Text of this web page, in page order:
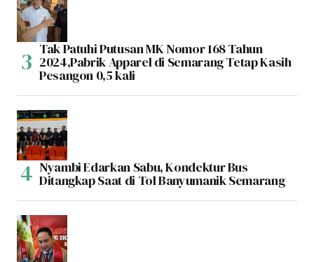
Tak Patuhi Putusan MK Nomor 168 Tahun
2024,Pabrik Apparel di Semarang Tetap Kasih
Pesangon 0,5 kali
Nyambi Edarkan Sabu, Kondektur Bus
Ditangkap Saat di Tol Banyumanik Semarang